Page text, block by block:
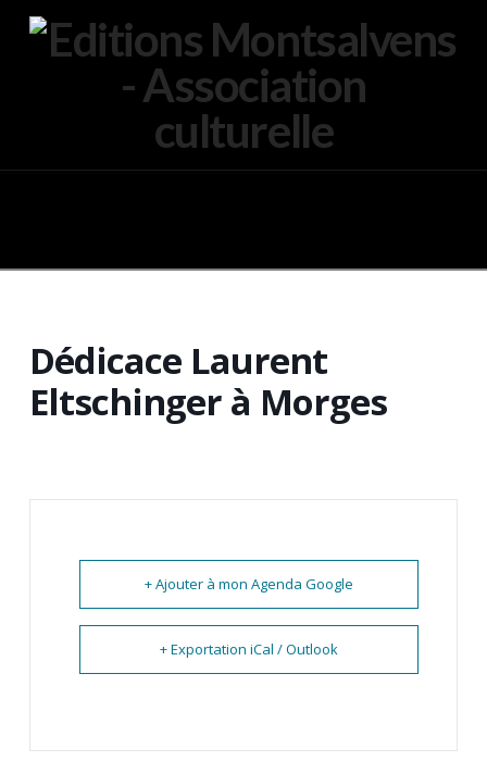
Dédicace Laurent
Eltschinger à Morges
+ Ajouter à mon Agenda Google
+ Exportation iCal / Outlook